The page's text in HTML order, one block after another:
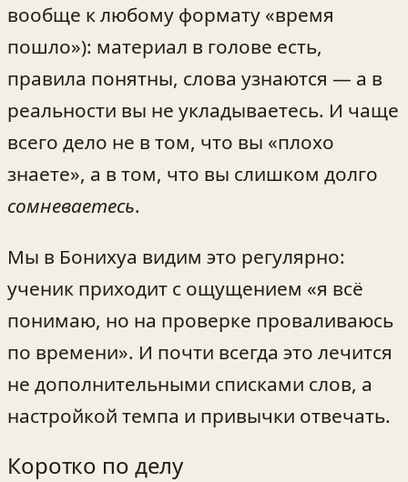
вообще к любому формату «время
пошло»): материал в голове есть,
правила понятны, слова узнаются — а в
реальности вы не укладываетесь. И чаще
всего дело не в том, что вы «плохо
знаете», а в том, что вы слишком долго
сомневаетесь.
Мы в Бонихуа видим это регулярно:
ученик приходит с ощущением «я всё
понимаю, но на проверке проваливаюсь
по времени». И почти всегда это лечится
не дополнительными списками слов, а
настройкой темпа и привычки отвечать.
Коротко по делу